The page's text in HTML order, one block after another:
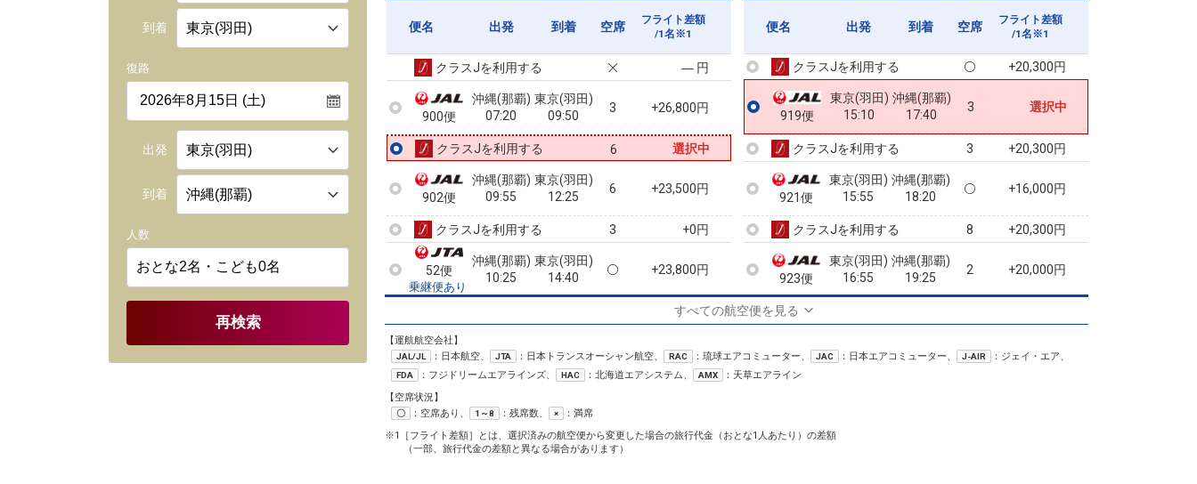
到着
復路
出発
到着
人数
再検索
便名 出発 到着 空席
フライト差額
/1名※1
50便
沖縄(那覇)
07:15
東京(羽田)
12:50
+10,300円
クラスJを利用する ― 円
900便
沖縄(那覇)
07:20
東京(羽田)
09:50
3 +26,800円
クラスJを利用する 6 選択中
902便
沖縄(那覇)
09:55
東京(羽田)
12:25
6 +23,500円
クラスJを利用する 3 +0円
52便
乗継便あり
沖縄(那覇)
10:25
東京(羽田)
14:40
+23,800円
― 円
52便
乗継便あり
10:25
15:55
+23,800円
クラスJを利用する
52便
乗継便あり
沖縄(那覇)
10:25
東京(羽田)
16:40
+23,800円
便名 出発 到着 空席
フライト差額
/1名※1
917便
東京(羽田)
13:55
沖縄(那覇)
16:25
+16,000円
クラスJを利用する +20,300円
919便
東京(羽田)
15:10
沖縄(那覇)
17:40
3 選択中
クラスJを利用する 3 +20,300円
921便
東京(羽田)
15:55
沖縄(那覇)
18:20
+16,000円
クラスJを利用する 8 +20,300円
923便
東京(羽田)
16:55
沖縄(那覇)
19:25
2 +20,000円
クラスJを利用する
327便
乗継便あり
17:00
22:25
+30,400円
329便
すべての航空便を見る
【運航航空会社】
JAL/JL ：日本航空、 JTA ：日本トランスオーシャン航空、 RAC ：琉球エアコミューター、 JAC ：日本エアコミューター、 J-AIR ：ジェイ・エア、
FDA ：フジドリームエアラインズ、 HAC ：北海道エアシステム、 AMX
：天草エアライン
【空席状況】
〇 ：空席あり、 1～8 ：残席数、 ×
：満席
※1［フライト差額］とは、選択済みの航空便から変更した場合の旅行代金（おとな1人あたり）の差額
（一部、旅行代金の差額と異なる場合があります）